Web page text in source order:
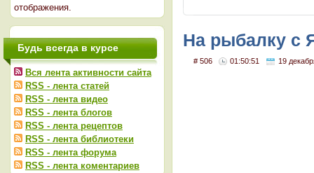
На рыбалку с
# 506 01:50:51 19
отображения.
Будь всегда в курсе
Вся лента активности сайта
RSS - лента статей
RSS - лента видео
RSS - лента блогов
RSS - лента рецептов
RSS - лента библиотеки
RSS - лента форума
RSS - лента коментариев